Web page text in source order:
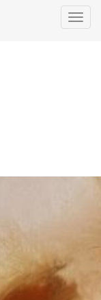
Toggle